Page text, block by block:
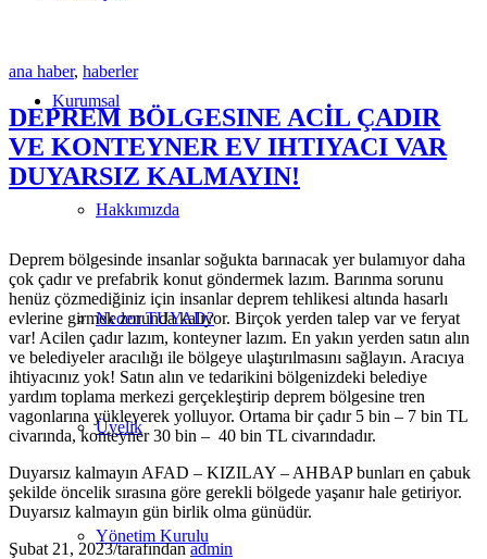
Kurumsal
Hakkımızda
Neden TUYAD?
Üyelik
Yönetim Kurulu
ana haber, haberler
DEPREM BÖLGESINE ACİL ÇADIR
VE KONTEYNER EV IHTIYACI VAR
DUYARSIZ KALMAYIN!
Deprem bölgesinde insanlar soğukta barınacak yer bulamıyor daha
çok çadır ve prefabrik konut göndermek lazım. Barınma sorunu
henüz çözmediğiniz için insanlar deprem tehlikesi altında hasarlı
evlerine girmek zorunda kalıyor. Birçok yerden talep var ve feryat
var! Acilen çadır lazım, konteyner lazım. En yakın yerden satın alın
ve belediyeler aracılığı ile bölgeye ulaştırılmasını sağlayın. Aracıya
ihtiyacınız yok! Satın alın ve tedarikini bölgenizdeki belediye
yardım toplama merkezi gerçekleştirip deprem bölgesine tren
vagonlarına yükleyerek yolluyor. Ortama bir çadır 5 bin – 7 bin TL
civarında, konteyner 30 bin – 40 bin TL civarındadır.
Duyarsız kalmayın AFAD – KIZILAY – AHBAP bunları en çabuk
şekilde öncelik sırasına göre gerekli bölgede yaşanır hale getiriyor.
Duyarsız kalmayın gün birlik olma günüdür.
Şubat 21, 2023/tarafındanadmin